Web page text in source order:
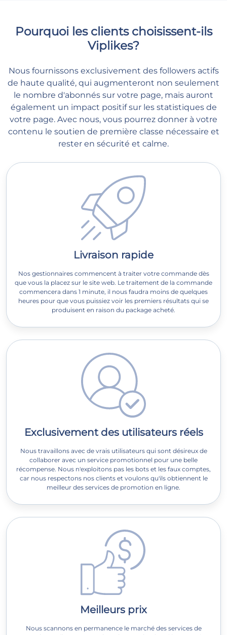
Pourquoi les clients choisissent-ils
Viplikes?
Nous fournissons exclusivement des followers actifs
de haute qualité, qui augmenteront non seulement
le nombre d'abonnés sur votre page, mais auront
également un impact positif sur les statistiques de
votre page. Avec nous, vous pourrez donner à votre
contenu le soutien de première classe nécessaire et
rester en sécurité et calme.
Livraison rapide
Nos gestionnaires commencent à traiter votre commande dès
que vous la placez sur le site web. Le traitement de la commande
commencera dans 1 minute, il nous faudra moins de quelques
heures pour que vous puissiez voir les premiers résultats qui se
produisent en raison du package acheté.
Exclusivement des utilisateurs réels
Nous travaillons avec de vrais utilisateurs qui sont désireux de
collaborer avec un service promotionnel pour une belle
récompense. Nous n'exploitons pas les bots et les faux comptes,
car nous respectons nos clients et voulons qu'ils obtiennent le
meilleur des services de promotion en ligne.
Meilleurs prix
Nous scannons en permanence le marché des services de